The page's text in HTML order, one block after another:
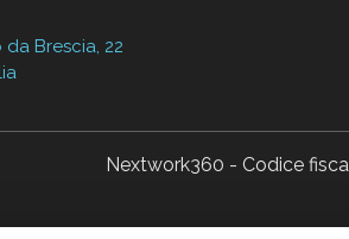
Brescia, 22
Nextwork360 - Codice